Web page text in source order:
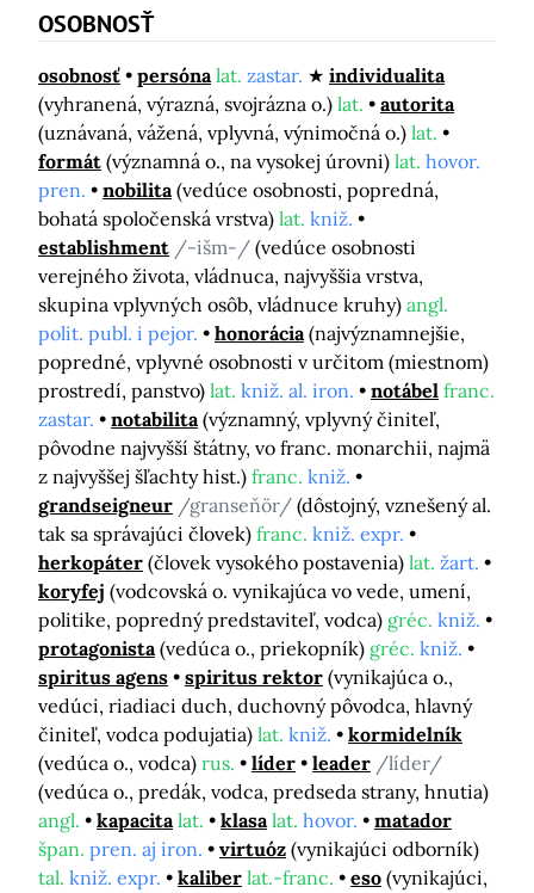
OSOBNOSŤ
osobnosť persóna lat. zastar.
individualita
(vyhranená, výrazná, svojrázna o.) lat.
autorita
(uznávaná, vážená, vplyvná, výnimočná o.) lat.
formát (významná o., na vysokej úrovni) lat. hovor.
pren.
nobilita (vedúce osobnosti, popredná,
bohatá spoločenská vrstva) lat. kniž.
establishment /-išm-/ (vedúce osobnosti
verejného života, vládnuca, najvyššia vrstva,
skupina vplyvných osôb, vládnuce kruhy) angl.
polit. publ. i pejor.
honorácia (najvýznamnejšie,
popredné, vplyvné osobnosti v určitom (miestnom)
prostredí, panstvo) lat. kniž. al. iron. notábel franc.
zastar.
notabilita (významný, vplyvný činiteľ,
pôvodne najvyšší štátny, vo franc. monarchii, najmä
z najvyššej šľachty hist.) franc. kniž.
grandseigneur /granseňör/ (dôstojný, vznešený al.
tak sa správajúci človek) franc. kniž. expr.
herkopáter (človek vysokého postavenia) lat. žart.
koryfej (vodcovská o. vynikajúca vo vede, umení,
politike, popredný predstaviteľ, vodca) gréc. kniž.
protagonista (vedúca o., priekopník) gréc. kniž.
spiritus agens
spiritus rektor (vynikajúca o.,
vedúci, riadiaci duch, duchovný pôvodca, hlavný
činiteľ, vodca podujatia) lat. kniž.
kormidelník
(vedúca o., vodca) rus. líder leader /líder/
(vedúca o., predák, vodca, predseda strany, hnutia)
angl.
kapacita lat. klasa lat. hovor.
matador
špan. pren. aj iron. virtuóz (vynikajúci odborník)
tal. kniž. expr. kaliber lat.-franc. eso (vynikajúci,